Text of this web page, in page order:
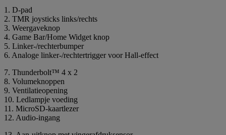
1. D-pad
2. TMR joysticks links/rechts
3. Weergaveknop
4. Game Bar/Home Widget knop
5. Linker-/rechterbumper
6. Analoge linker-/rechtertrigger voor Hall-effect
7. Thunderbolt™ 4 x 2
8. Volumeknoppen
9. Ventilatieopening
10. Ledlampje voeding
11. MicroSD-kaartlezer
12. Audio-ingang